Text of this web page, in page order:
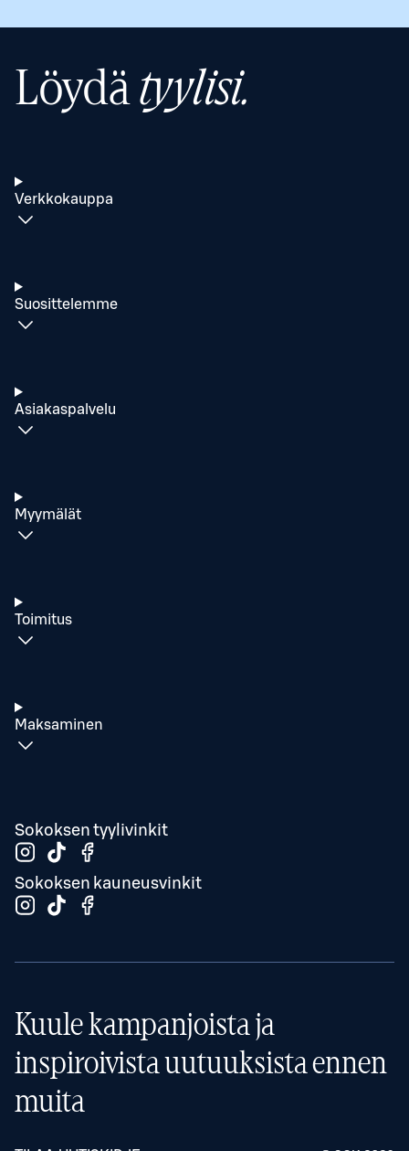
Löydätyylisi.
Verkkokauppa
Suosittelemme
Asiakaspalvelu
Myymälät
Toimitus
Maksaminen
Sokoksen tyylivinkit
Sokoksen kauneusvinkit
Kuule kampanjoista ja
inspiroivista uutuuksista ennen
muita